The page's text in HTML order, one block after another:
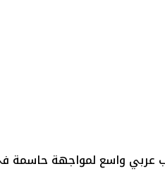
عربي واسع لمواجهة حاسمة في